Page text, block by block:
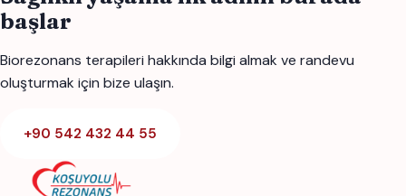
başlar
Biorezonans terapileri hakkında bilgi almak ve randevu
oluşturmak için bize ulaşın.
+90 542 432 44 55